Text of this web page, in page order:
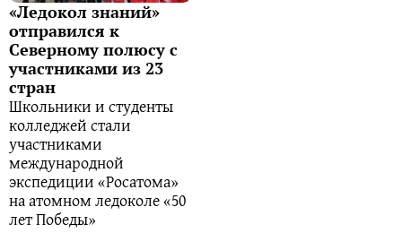
«Ледокол знаний»
отправился к
Северному полюсу с
участниками из 23
стран
Школьники и студенты
колледжей стали
участниками
международной
экспедиции «Росатома»
на атомном ледоколе «50
лет Победы»